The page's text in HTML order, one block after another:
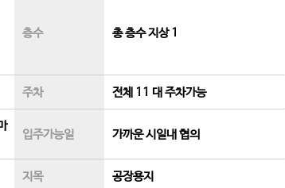
층수 총 층수 지상 1
주차 전체 11 대 주차가능
입주가능일 가까운 시일내 협의
지목 공장용지